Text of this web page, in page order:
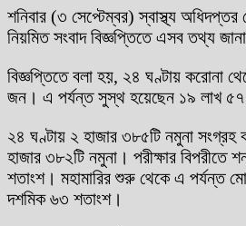
শনিবার (৩ সেপ্টেম্বর) স্বাস্থ্য অধিদপ্তর
নিয়মিত সংবাদ বিজ্ঞপ্তিতে এসব তথ্য
বিজ্ঞপ্তিতে বলা হয়, ২৪ ঘণ্টায় করোনা
জন। এ পর্যন্ত সুস্থ হয়েছেন ১৯ লাখ
২৪ ঘণ্টায় ২ হাজার ৩৮৫টি নমুনা সংগ্রহ
হাজার ৩৮২টি নমুনা। পরীক্ষার বিপরীতে
শতাংশ। মহামারির শুরু থেকে এ পর্যন্ত
দশমিক ৬৩ শতাংশ।